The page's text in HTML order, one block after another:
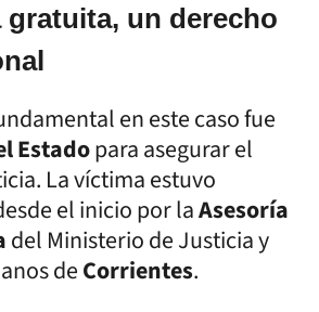
gratuita, un derecho
en este caso fue
Estadopara asegurar el
La víctima estuvo
el inicio por laAsesoría
del Ministerio de Justicia y
deCorrientes.